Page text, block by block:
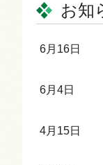
伊豆の国市の観光
お知
6月16日
6月4日
4月15日